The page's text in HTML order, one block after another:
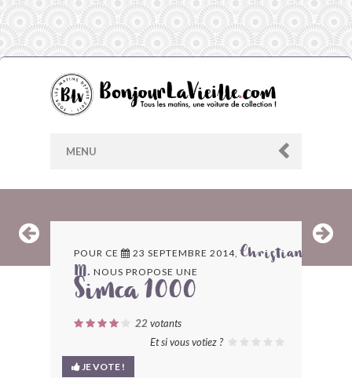
MENU
ARCHIVES
LES CONTRIBUTEURS
LE BLOG
POUR CE 23 SEPTEMBRE 2014,Christian
M. NOUS PROPOSE UNE
Simca 1000
22votants
Et si vous votiez ?
JE VOTE !